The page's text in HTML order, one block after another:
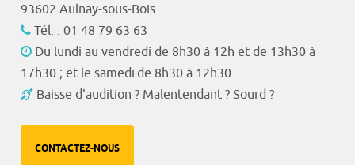
93602 Aulnay-sous-Bois
Tél. : 01 48 79 63 63
Du lundi au vendredi de 8h30 à 12h et de 13h30 à
17h30 ; et le samedi de 8h30 à 12h30.
Baisse d'audition ? Malentendant ? Sourd ?
CONTACTEZ-NOUS